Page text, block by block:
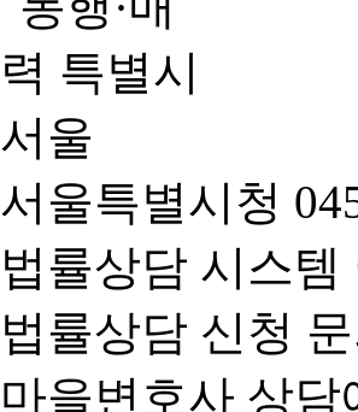
서울특별시청
법률상담 시스
법률상담 신청
마을변호사 상담